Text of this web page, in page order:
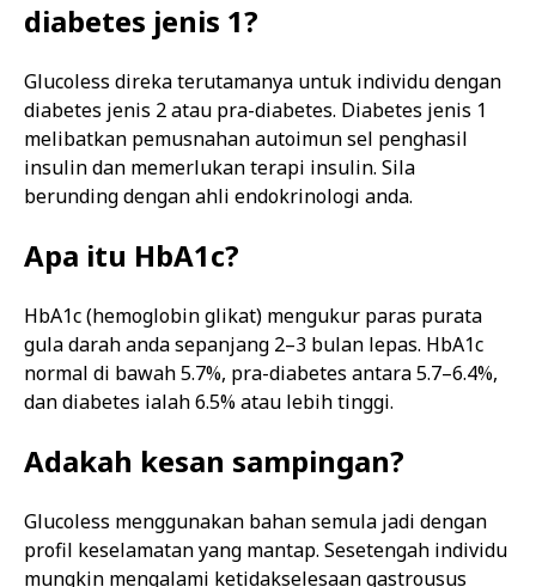
diabetes jenis 1?
Glucoless direka terutamanya untuk individu dengan
diabetes jenis 2 atau pra-diabetes. Diabetes jenis 1
melibatkan pemusnahan autoimun sel penghasil
insulin dan memerlukan terapi insulin. Sila
berunding dengan ahli endokrinologi anda.
Apa itu HbA1c?
HbA1c (hemoglobin glikat) mengukur paras purata
gula darah anda sepanjang 2–3 bulan lepas. HbA1c
normal di bawah 5.7%, pra-diabetes antara 5.7–6.4%,
dan diabetes ialah 6.5% atau lebih tinggi.
Adakah kesan sampingan?
Glucoless menggunakan bahan semula jadi dengan
profil keselamatan yang mantap. Sesetengah individu
mungkin mengalami ketidakselesaan gastrousus